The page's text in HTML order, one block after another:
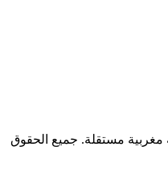
إلكترونية مغربية مستقلة. جميع الحقوق